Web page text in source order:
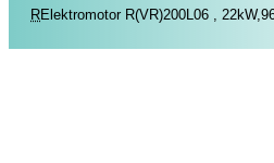
RElektromotor R(VR)200L06 ,